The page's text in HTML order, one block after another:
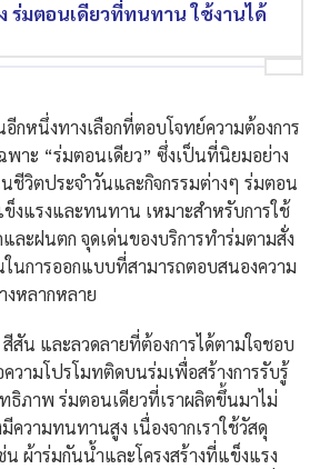
ร่มตอนเดียวที่ทนทาน ใช้งานได้
กหนึ่งทางเลือกที่ตอบโจทย์ความต้องการ
พาะ “ร่มตอนเดียว” ซึ่งเป็นที่นิยมอย่าง
ชีวิตประจำวันและกิจกรรมต่างๆ ร่มตอน
ข็งแรงและทนทาน เหมาะสำหรับการใช้
ละฝนตก จุดเด่นของบริการทำร่มตามสั่ง
นการออกแบบที่สามารถตอบสนองความ
งหลากหลาย
สีสัน และลวดลายที่ต้องการได้ตามใจชอบ
วามโปรโมทติดบนร่มเพื่อสร้างการรับรู้
ธิภาพ ร่มตอนเดียวที่เราผลิตขึ้นมาไม่
ความทนทานสูง เนื่องจากเราใช้วัสดุ
ผ้าร่มกันน้ำและโครงสร้างที่แข็งแรง